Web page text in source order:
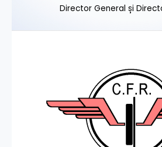
Director General și